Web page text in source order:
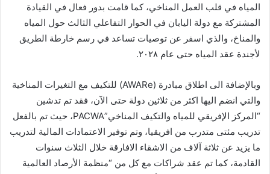
المياه في قلب العمل المناخي، كما قامت بدور فعال في القيادة
المشتركة مع دولة اليابان في الحوار التفاعلي الثالث حول المياه
والمناخ، والذي اسفر عن توصيات تساعد في رسم خارطة الطريق
لأجندة عقد المياه حتى عام ٢٠٢٨.
وبالإضافة الى اطلاق مبادرة (AWARe) للتكيف مع التغيرات المناخية
والتي انضم اليها اكثر من ثلاثين دولة حتى الآن، فقد تم تدشين
“المركز الإفريقي للمياه والتكيف المناخي”PACWA، حيث تم بالفعل
تدريب مئتى متدرب من افريقيا، وتم توفير الاعتمادات المالية لتدريب
ما يزيد عن ثلاثة آلاف من الاشقاء الافارقة خلال الثلاث سنوات
القادمة، كما تم عقد شراكات مع كل من “منظمة الأرصاد العالمية